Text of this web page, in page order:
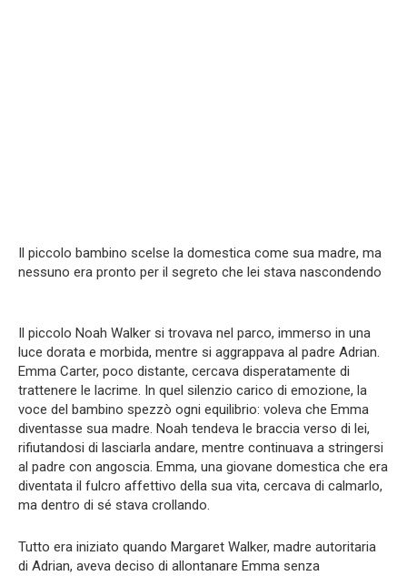
Il piccolo bambino scelse la domestica come sua madre, ma
nessuno era pronto per il segreto che lei stava nascondendo
Il piccolo Noah Walker si trovava nel parco, immerso in una
luce dorata e morbida, mentre si aggrappava al padre Adrian.
Emma Carter, poco distante, cercava disperatamente di
trattenere le lacrime. In quel silenzio carico di emozione, la
voce del bambino spezzò ogni equilibrio: voleva che Emma
diventasse sua madre. Noah tendeva le braccia verso di lei,
rifiutandosi di lasciarla andare, mentre continuava a stringersi
al padre con angoscia. Emma, una giovane domestica che era
diventata il fulcro affettivo della sua vita, cercava di calmarlo,
ma dentro di sé stava crollando.
Tutto era iniziato quando Margaret Walker, madre autoritaria
di Adrian, aveva deciso di allontanare Emma senza